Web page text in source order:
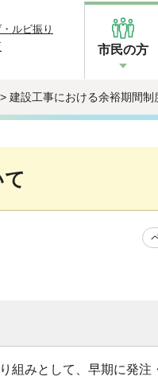
ルビ振り
市民の方
> 建設工事における余裕期間制
みとして、早期に発注